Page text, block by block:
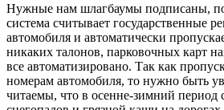
Нужные нам шлагбаумы подписаны,
система считывает государственные
автомобиля и автоматически
никаких талонов, парковочных карт
все автоматизировано. Так как
номерам автомобиля, то нужно быть
читаемы, что в осенне-зимний период